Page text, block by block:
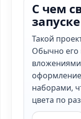
С чем
запуске
Такой
Обычно его
наборами,
цвета по